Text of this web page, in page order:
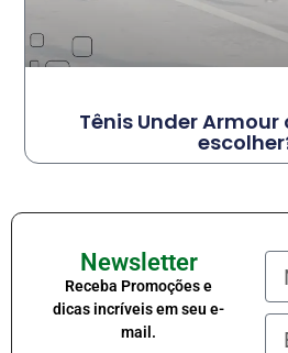
Tênis Under Armour
Newsletter
Receba Promoções e
dicas incríveis em seu e-
mail.